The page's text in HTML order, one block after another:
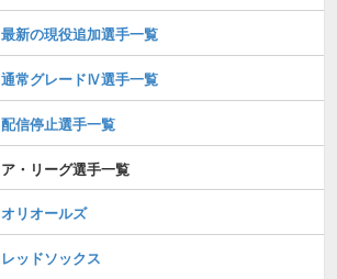
最新の現役追加選手一覧
通常グレードⅣ選手一覧
配信停止選手一覧
ア・リーグ選手一覧
オリオールズ
レッドソックス